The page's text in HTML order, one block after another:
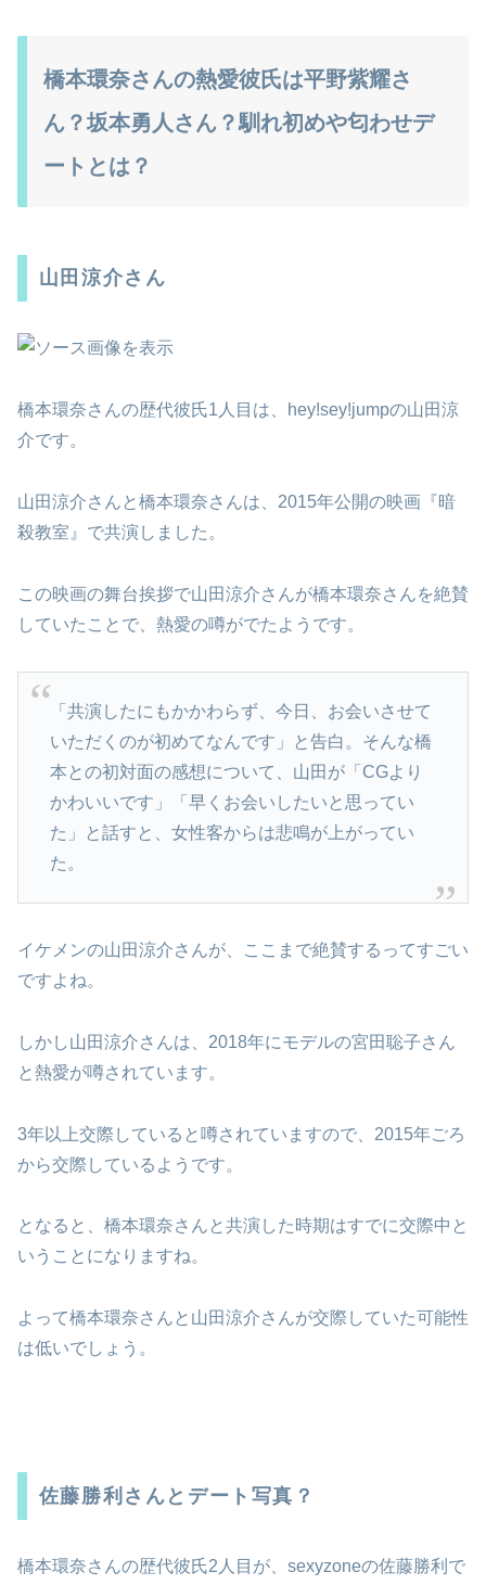
橋本環奈さんの熱愛彼氏は平野紫耀さ
ん？坂本勇人さん？馴れ初めや匂わせデ
ートとは？
山田涼介さん
橋本環奈さんの歴代彼氏1人目は、hey!sey!jumpの山田涼
介です。
山田涼介さんと橋本環奈さんは、2015年公開の映画『暗
殺教室』で共演しました。
この映画の舞台挨拶で山田涼介さんが橋本環奈さんを絶賛
していたことで、熱愛の噂がでたようです。
「共演したにもかかわらず、今日、お会いさせて
いただくのが初めてなんです」と告白。そんな橋
本との初対面の感想について、山田が「CGより
かわいいです」「早くお会いしたいと思ってい
た」と話すと、女性客からは悲鳴が上がってい
た。
イケメンの山田涼介さんが、ここまで絶賛するってすごい
ですよね。
しかし山田涼介さんは、2018年にモデルの宮田聡子さん
と熱愛が噂されています。
3年以上交際していると噂されていますので、2015年ごろ
から交際しているようです。
となると、橋本環奈さんと共演した時期はすでに交際中と
いうことになりますね。
よって橋本環奈さんと山田涼介さんが交際していた可能性
は低いでしょう。
佐藤勝利さんとデート写真？
橋本環奈さんの歴代彼氏2人目が、sexyzoneの佐藤勝利で